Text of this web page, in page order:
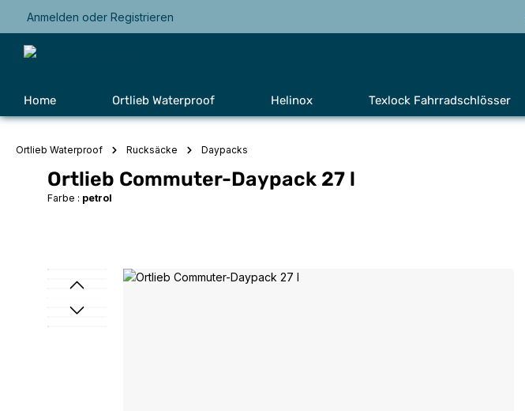
Hauptnavigation springen
Anmelden oder Registrieren
Home Ortlieb Waterproof Helinox Texlock Fahrradschlösser
Ortlieb Waterproof Rucksäcke Daypacks
Ortlieb Commuter-Daypack 27 l
Farbe : petrol
Bildergalerie überspringen